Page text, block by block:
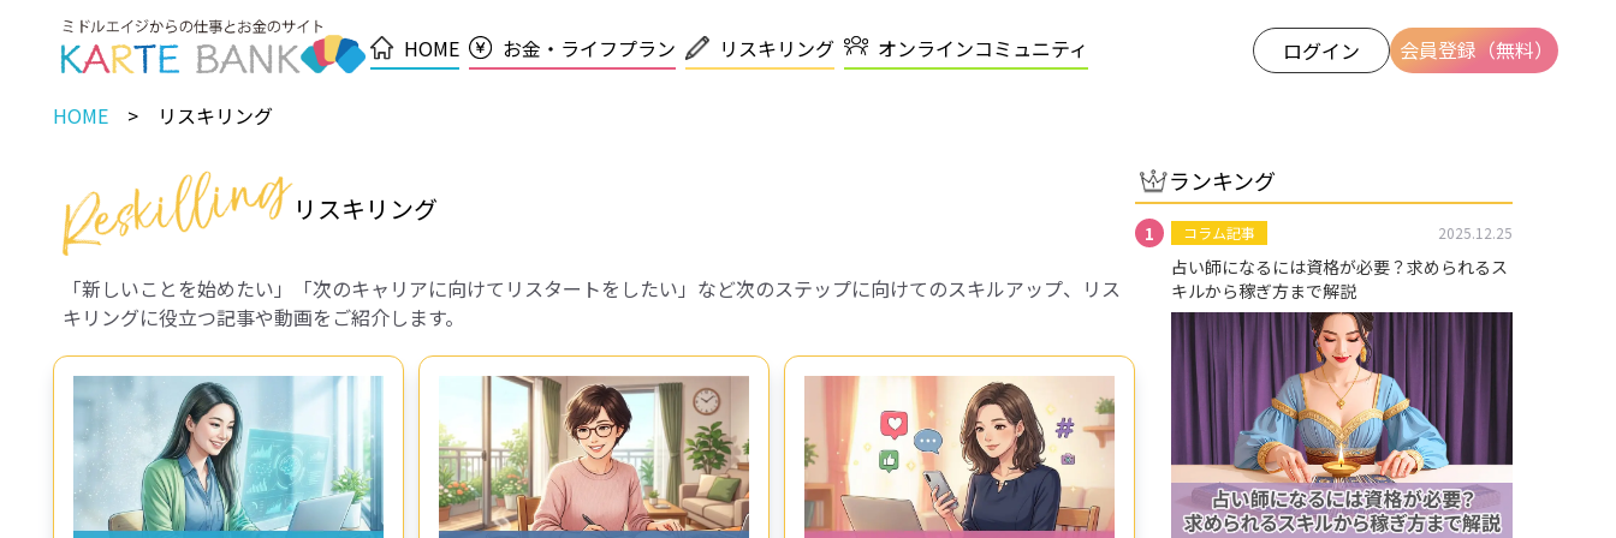
HOME お金・ライフプラン リスキリング オンラインコミュニティ ログイン 会員登録（無料）
HOME リスキリング
リスキリング
「新しいことを始めたい」「次のキャリアに向けてリスタートをしたい」など次のステップに向けてのスキルアップ、リス
キリングに役立つ記事や動画をご紹介します。
ランキング
コラム記事 2025.12.25
占い師になるには資格が必要？求められるス
キルから稼ぎ方まで解説